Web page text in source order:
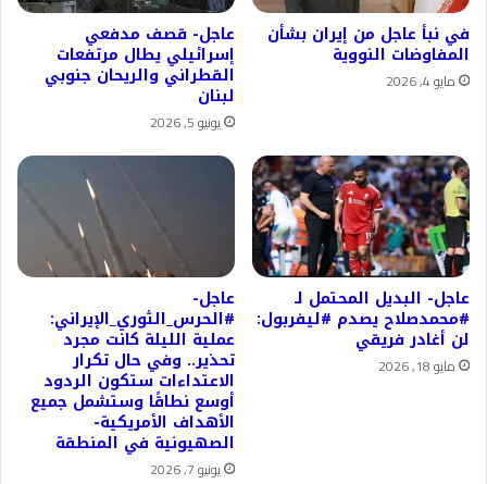
في نبأ عاجل من إيران بشأن
المفاوضات النووية
مايو 4, 2026
عاجل- قصف مدفعي
إسرائيلي يطال مرتفعات
القطراني والريحان جنوبي
لبنان
يونيو 5, 2026
عاجل- البديل المحتمل لـ
#محمدصلاح يصدم #ليفربول:
لن أغادر فريقي
مايو 18, 2026
عاجل-
#الحرس_الثوري_الإيراني:
عملية الليلة كانت مجرد
تحذير.. وفي حال تكرار
الاعتداءات ستكون الردود
أوسع نطاقًا وستشمل جميع
الأهداف الأمريكية-
الصهيونية في المنطقة
يونيو 7, 2026